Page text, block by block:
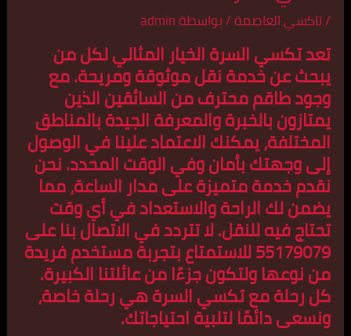
/تاكسي العاصمة/ بواسطةadmin
تعدتكسي السرةالخيار المثالي لكل من
يبحث عن خدمة نقل موثوقة ومريحة. مع
وجود طاقم محترف من السائقين الذين
يمتازون بالخبرة والمعرفة الجيدة بالمناطق
المختلفة، يمكنك الاعتماد علينا في الوصول
إلى وجهتك بأمان وفي الوقت المحدد. نحن
نقدم خدمة متميزة على مدار الساعة، مما
يضمن لك الراحة والاستعداد في أي وقت
تحتاج فيه للنقل. لا تتردد في الاتصال بنا على
55179079 للاستمتاع بتجربة مستخدم فريدة
من نوعها ولتكون جزءًا من عائلتنا الكبيرة.
كل رحلة معتكسي السرةهي رحلة خاصة،
ونسعى دائمًا لتلبية احتياجاتك.